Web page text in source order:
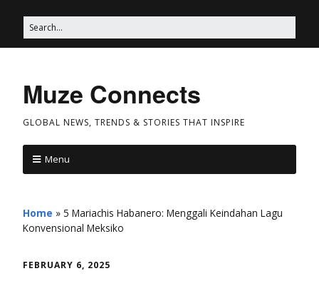
Muze Connects
GLOBAL NEWS, TRENDS & STORIES THAT INSPIRE
Menu
Home » 5 Mariachis Habanero: Menggali Keindahan Lagu
Konvensional Meksiko
FEBRUARY 6, 2025